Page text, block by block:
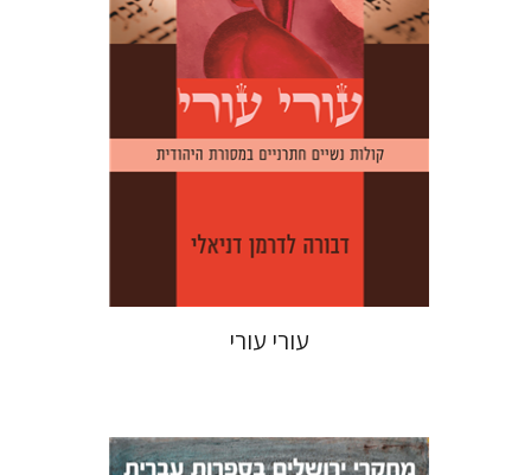
$28
עורי עורי